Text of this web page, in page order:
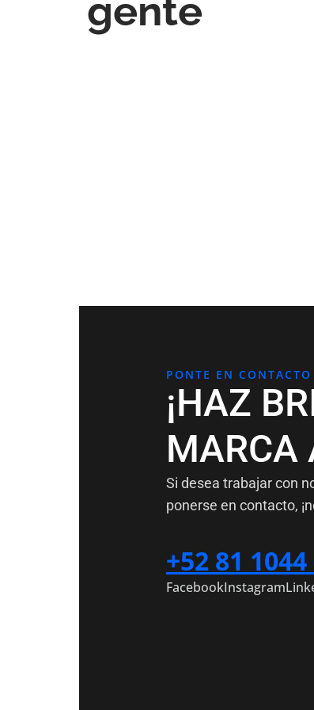
gente
profesional que transmite
pacientes pueden conocer
PONTE EN CONTACTO
¡HAZ
MARCA
Si desea trabajar con
ponerse en contacto,
+52 81
FacebookInstagram